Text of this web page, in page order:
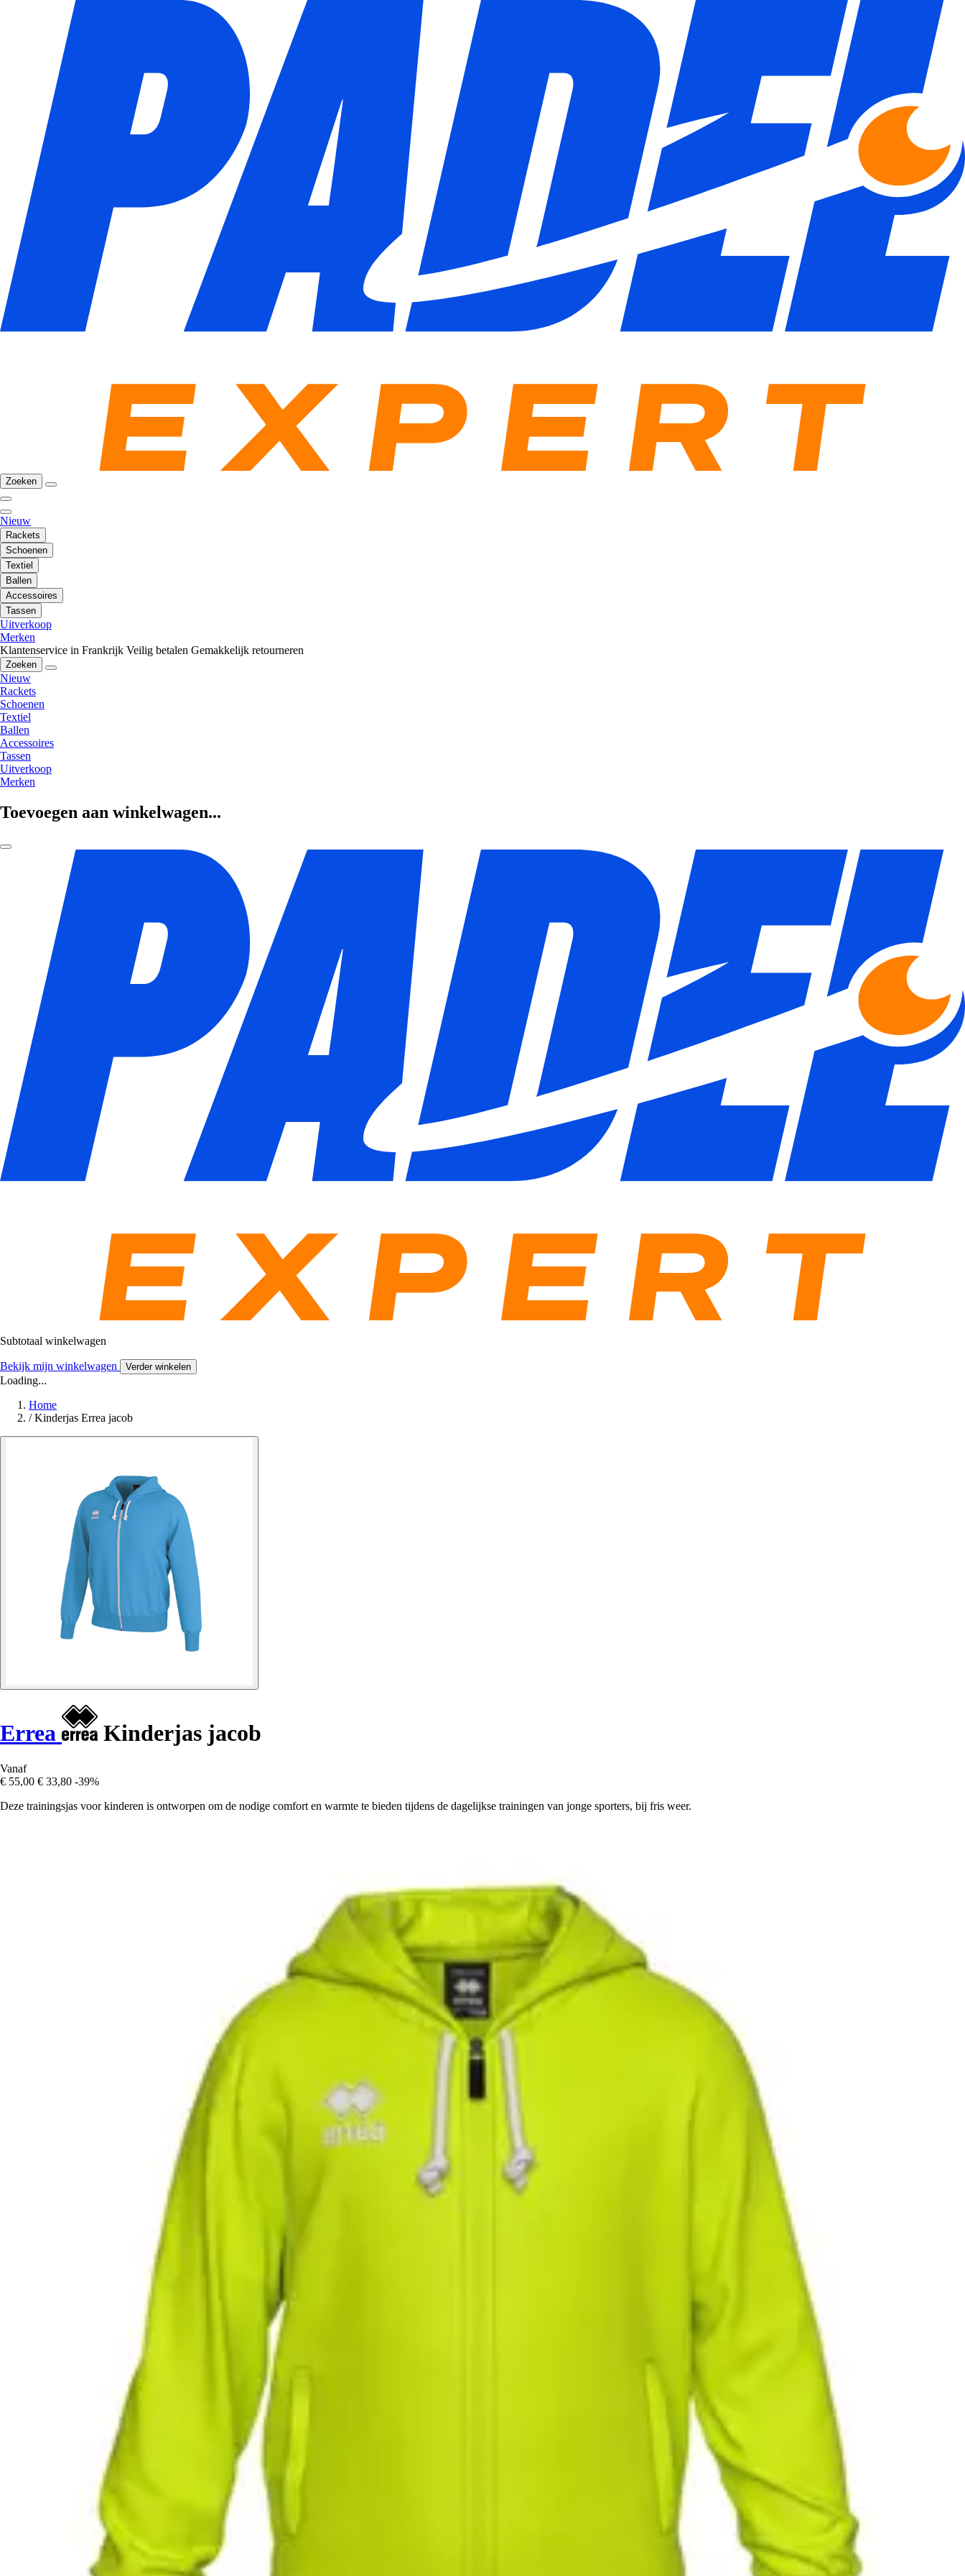
Zoeken
Nieuw
Rackets
Schoenen
Textiel
Ballen
Accessoires
Tassen
Uitverkoop
Merken
Klantenservice in Frankrijk Veilig betalen Gemakkelijk retourneren
Zoeken
Nieuw
Rackets
Schoenen
Textiel
Ballen
Accessoires
Tassen
Uitverkoop
Merken
Toevoegen aan winkelwagen...
Subtotaal winkelwagen
Bekijk mijn winkelwagen Verder winkelen
Loading...
Home
/ Kinderjas Errea jacob
Errea Kinderjas jacob
Vanaf
€ 55,00 € 33,80 -39%
Deze trainingsjas voor kinderen is ontworpen om de nodige comfort en warmte te bieden tijdens de dagelijkse trainingen van jonge sporters, bij fris weer.